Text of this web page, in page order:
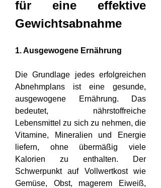
für eine effektive
Gewichtsabnahme
1. Ausgewogene Ernährung
Die Grundlage jedes erfolgreichen
Abnehmplans ist eine gesunde,
ausgewogene Ernährung. Das
bedeutet, nährstoffreiche
Lebensmittel zu sich zu nehmen, die
Vitamine, Mineralien und Energie
liefern, ohne übermäßig viele
Kalorien zu enthalten. Der
Schwerpunkt auf Vollwertkost wie
Gemüse, Obst, magerem Eiweiß,